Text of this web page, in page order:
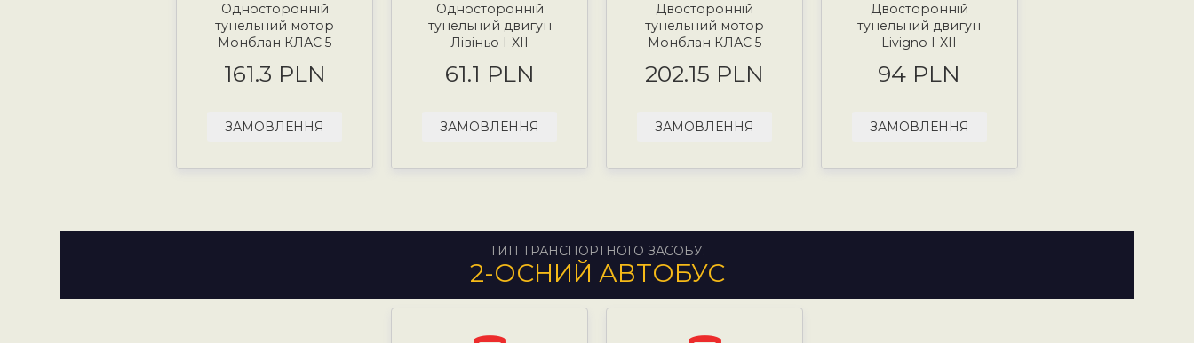
Односторонній
тунельний мотор
Монблан КЛАС 5
161.3 PLN
ЗАМОВЛЕННЯ
Односторонній
тунельний двигун
Лівіньо I-XII
61.1 PLN
ЗАМОВЛЕННЯ
Двосторонній
тунельний мотор
Монблан КЛАС 5
202.15 PLN
ЗАМОВЛЕННЯ
Двосторонній
тунельний двигун
Livigno I-XII
94 PLN
ЗАМОВЛЕННЯ
ТИП ТРАНСПОРТНОГО ЗАСОБУ:
2-ОСНИЙ АВТОБУС